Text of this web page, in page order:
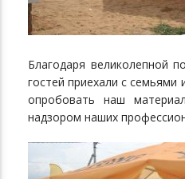
Благодаря великолепной
гостей приехали с
опробовать наш
надзором наших